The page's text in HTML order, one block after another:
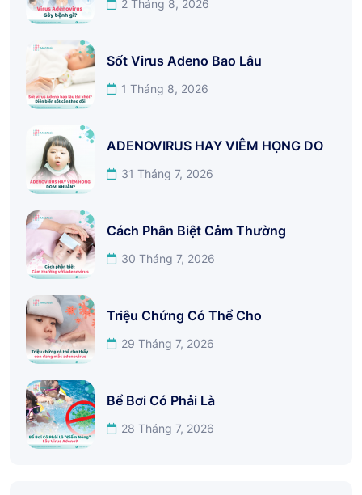
2 Tháng 8, 2026
Sốt Virus Adeno Bao Lâu
1 Tháng 8, 2026
ADENOVIRUS HAY VIÊM HỌNG DO
31 Tháng 7, 2026
Cách Phân Biệt Cảm Thường
30 Tháng 7, 2026
Triệu Chứng Có Thể Cho
29 Tháng 7, 2026
Bể Bơi Có Phải Là
28 Tháng 7, 2026